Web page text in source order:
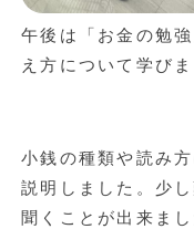
午後は「お金の勉
え方について学びま
小銭の種類や読み
説明しました。少
聞くことが出来まし